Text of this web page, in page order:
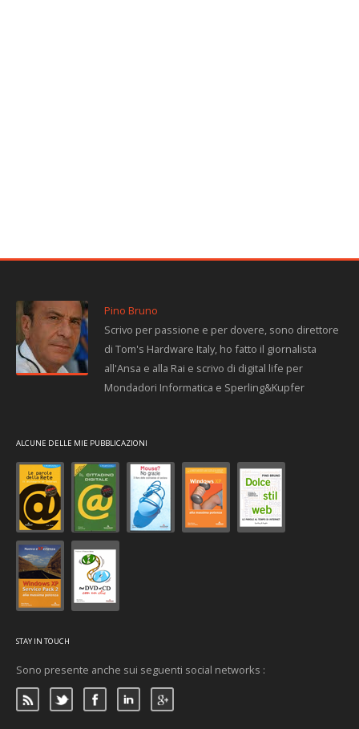
Pino Bruno
Scrivo per passione e per dovere, sono direttore
di Tom's Hardware Italy, ho fatto il giornalista
all'Ansa e alla Rai e scrivo di digital life per
Mondadori Informatica e Sperling&Kupfer
ALCUNE DELLE MIE PUBBLICAZIONI
STAY IN TOUCH
Sono presente anche sui seguenti social networks :